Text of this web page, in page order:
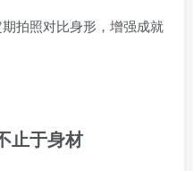
拍照对比身形，增强成就
止于身材